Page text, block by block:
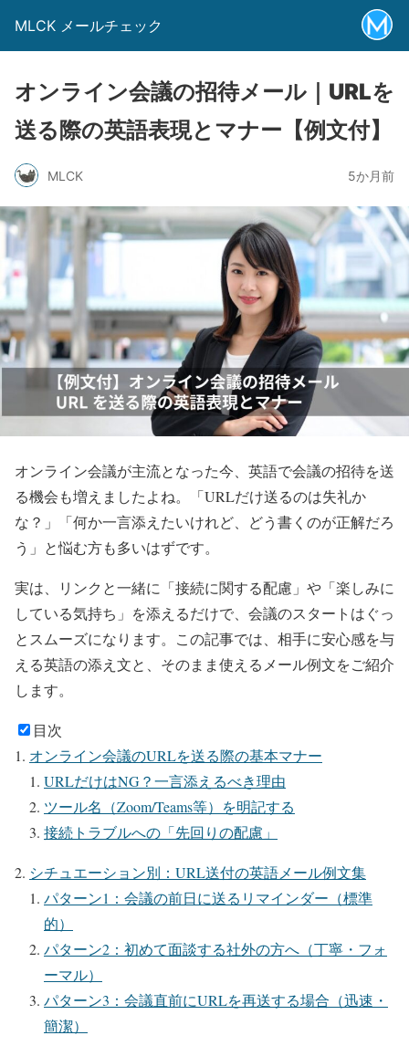
MLCK メールチェック
オンライン会議の招待メール｜URLを
送る際の英語表現とマナー【例文付】
MLCK 5か月前
オンライン会議が主流となった今、英語で会議の招待を送
る機会も増えましたよね。「URLだけ送るのは失礼か
な？」「何か一言添えたいけれど、どう書くのが正解だろ
う」と悩む方も多いはずです。
実は、リンクと一緒に「接続に関する配慮」や「楽しみに
している気持ち」を添えるだけで、会議のスタートはぐっ
とスムーズになります。この記事では、相手に安心感を与
える英語の添え文と、そのまま使えるメール例文をご紹介
します。
目次
オンライン会議のURLを送る際の基本マナー
URLだけはNG？一言添えるべき理由
ツール名（Zoom/Teams等）を明記する
接続トラブルへの「先回りの配慮」
シチュエーション別：URL送付の英語メール例文集
パターン1：会議の前日に送るリマインダー（標準
的）
パターン2：初めて面談する社外の方へ（丁寧・フォ
ーマル）
パターン3：会議直前にURLを再送する場合（迅速・
簡潔）